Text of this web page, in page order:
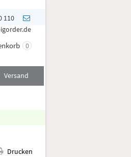
0
110
Versand
Drucken